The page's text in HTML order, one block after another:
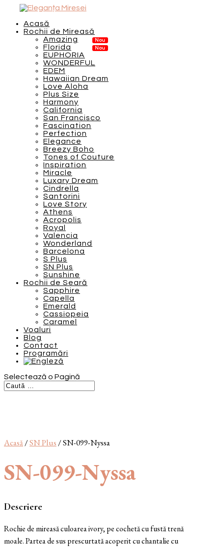
Acasă
Rochii de Mireasă
Amazing
Florida
EUPHORIA
WONDERFUL
EDEM
Hawaiian Dream
Love Aloha
Plus Size
Harmony
California
San Francisco
Fascination
Perfection
Elegance
Breezy Boho
Tones of Couture
Inspiration
Miracle
Luxary Dream
Cindrella
Santorini
Love Story
Athens
Acropolis
Royal
Valencia
Wonderland
Barcelona
S Plus
SN Plus
Sunshine
Rochii de Seară
Sapphire
Capella
Emerald
Cassiopeia
Caramel
Voaluri
Blog
Contact
Programări
Selectează o Pagină
Acasă/SN Plus / SN-099-Nyssa
SN-099-Nyssa
Descriere
Rochie de mireasă culoarea ivory, pe cochetă cu fustă trenă
moale. Partea de sus prescurtată acoperit cu chantalie cu